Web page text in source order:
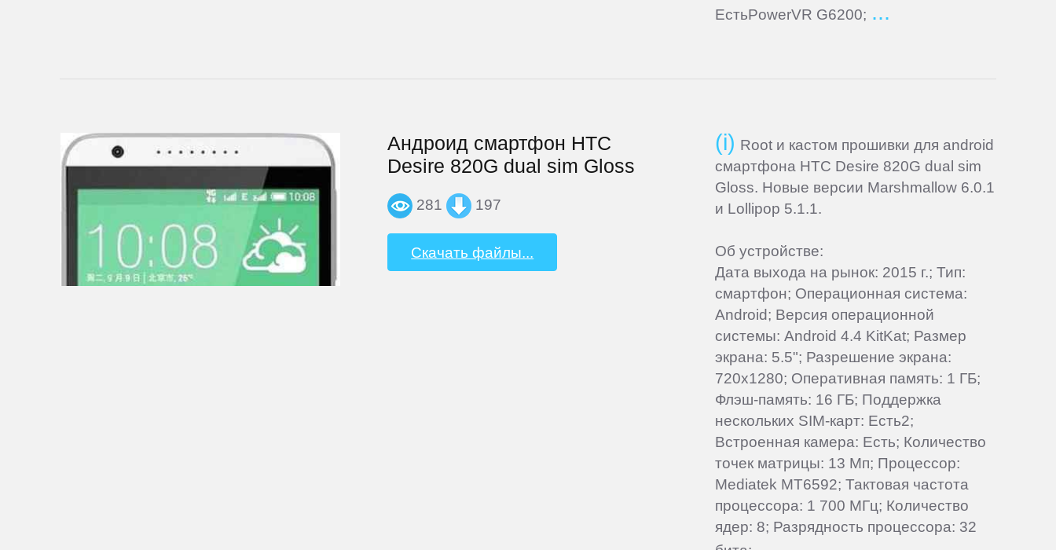
ЕстьPowerVR G6200;
Андроид смартфон HTC
Desire 820G dual sim Gloss
281 197
Скачать файлы...
Root и кастом прошивки для android
смартфона HTC Desire 820G dual sim
Gloss. Новые версии Marshmallow 6.0.1
и Lollipop 5.1.1.
Об устройстве:
Дата выхода на рынок: 2015 г.; Тип:
смартфон; Операционная система:
Android; Версия операционной
системы: Android 4.4 KitKat; Размер
экрана: 5.5"; Разрешение экрана:
720x1280; Оперативная память: 1 ГБ;
Флэш-память: 16 ГБ; Поддержка
нескольких SIM-карт: Есть2;
Встроенная камера: Есть; Количество
точек матрицы: 13 Мп; Процессор:
Mediatek MT6592; Тактовая частота
процессора: 1 700 МГц; Количество
ядер: 8; Разрядность процессора: 32
Fujitsu
GEOFOX